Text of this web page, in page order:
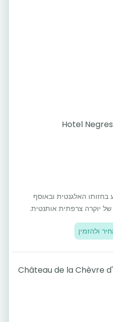
Hotel
בחזותו האלגנטית ובאוסף
יוקרה צרפתית אותנטית.
ולהזמין
Château de la Chèvre